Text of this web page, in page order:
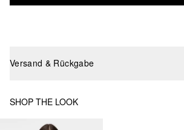
Versand & Rückgabe
SHOP THE LOOK